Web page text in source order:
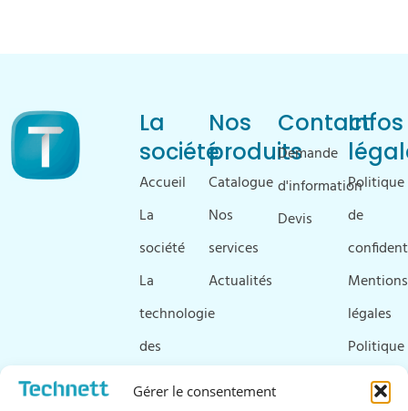
Gérer le consentement
La
société
Accueil
La
société
La
technologie
des
ultrasons
Nos
produits
Catalogue
Nos
services
Actualités
Contact
Demande
d'information
Devis
Infos
Politique
de
Mentions
légales
Politique